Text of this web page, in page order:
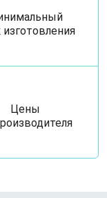
изготовления
Цены